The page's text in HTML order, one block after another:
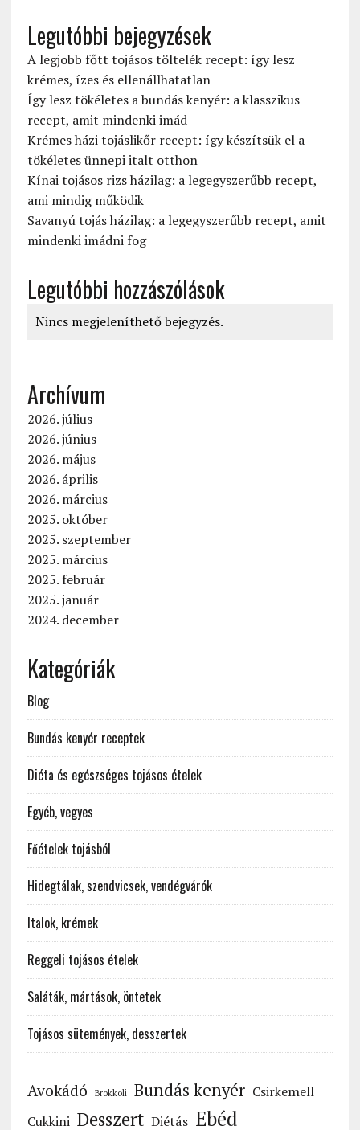
Legutóbbi bejegyzések
A legjobb főtt tojásos töltelék recept: így lesz
krémes, ízes és ellenállhatatlan
Így lesz tökéletes a bundás kenyér: a klasszikus
recept, amit mindenki imád
Krémes házi tojáslikőr recept: így készítsük el a
tökéletes ünnepi italt otthon
Kínai tojásos rizs házilag: a legegyszerűbb recept,
ami mindig működik
Savanyú tojás házilag: a legegyszerűbb recept, amit
mindenki imádni fog
Legutóbbi hozzászólások
Nincs megjeleníthető bejegyzés.
Archívum
2026. július
2026. június
2026. május
2026. április
2026. március
2025. október
2025. szeptember
2025. március
2025. február
2025. január
2024. december
Kategóriák
Blog
Bundás kenyér receptek
Diéta és egészséges tojásos ételek
Egyéb, vegyes
Főételek tojásból
Hidegtálak, szendvicsek, vendégvárók
Italok, krémek
Reggeli tojásos ételek
Saláták, mártások, öntetek
Tojásos sütemények, desszertek
Avokádó Brokkoli Bundás kenyér Csirkemell
Cukkini Desszert Diétás Ebéd